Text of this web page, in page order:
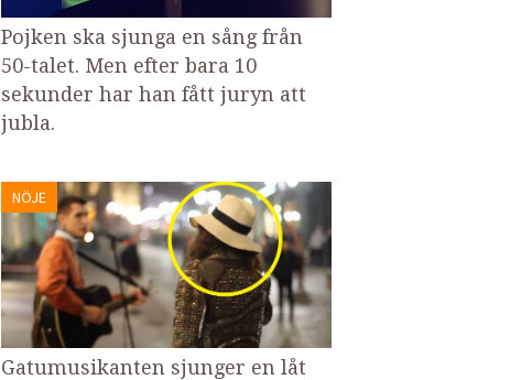
Pojken ska sjunga en sång från
50-talet. Men efter bara 10
sekunder har han fått juryn att
jubla.
NÖJE
Gatumusikanten sjunger en låt